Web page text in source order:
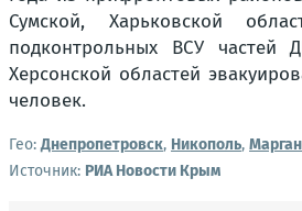
Сумской, Харьковской
подконтрольных ВСУ частей
Херсонской областей
человек.
Гео:Днепропетровск, Никополь,
Источник: РИА Новости Крым